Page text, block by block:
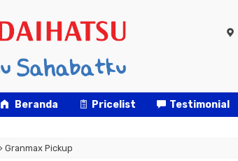
Beranda Pricelist Testimonial
Granmax Pickup